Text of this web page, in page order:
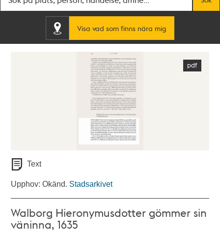
Visa vad som finns nära mig
Text
Upphov: Okänd. Stadsarkivet
Walborg Hieronymusdotter gömmer sin
väninna, 1635